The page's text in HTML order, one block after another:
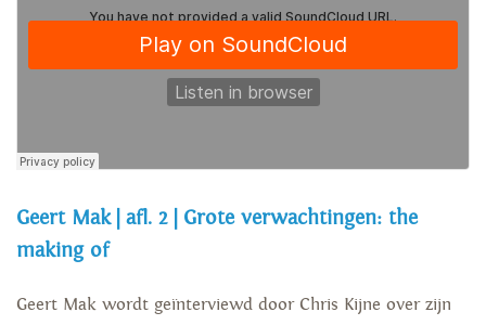
Geert Mak | afl. 2 | Grote verwachtingen: the
making of
Geert Mak wordt geïnterviewd door Chris Kijne over zijn